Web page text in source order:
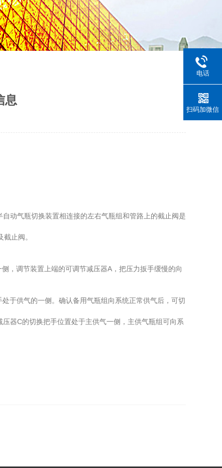
息
动气瓶切换装置相连接的左右气瓶组和管路上的截止阀是
止阀。
调节装置上端的可调节减压器A，把压力扳手缓慢的向
于供气的一侧。确认备用气瓶组向系统正常供气后，可切
器C的切换把手位置处于主供气一侧，主供气瓶组可向系
电话
扫码加微信